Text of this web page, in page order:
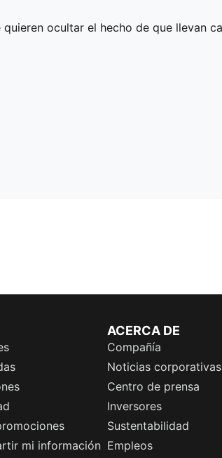
ocultar el hecho de que llevan
mi información
ACERCA DE
Compañía
Noticias corporativas
Centro de prensa
Inversores
Sustentabilidad
Empleos